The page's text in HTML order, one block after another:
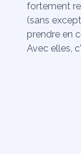
fortement
(sans
prendre en
Avec elles,